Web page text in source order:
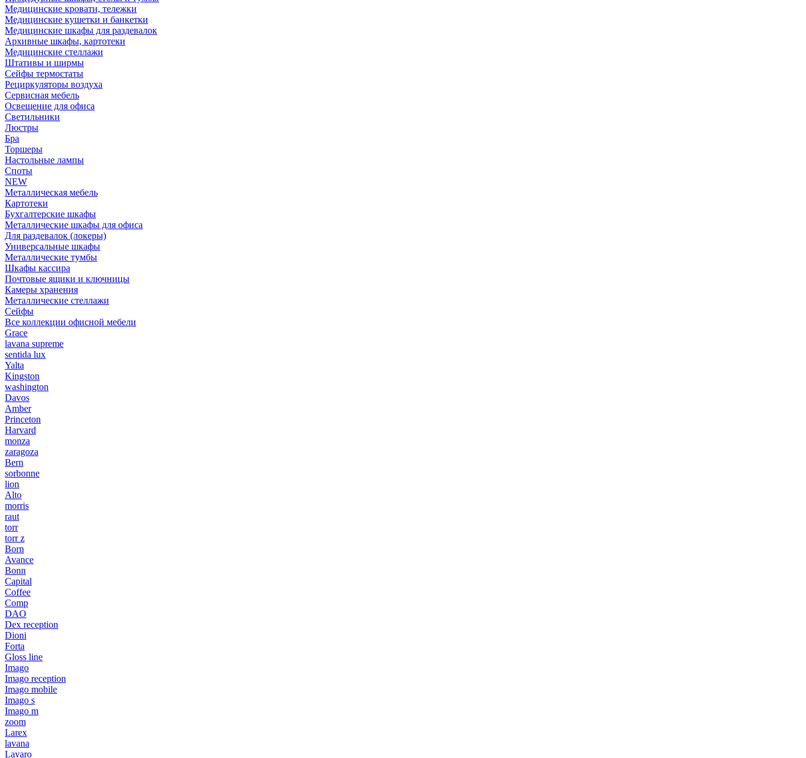
Медицинские кровати, тележки
Медицинские кушетки и банкетки
Медицинские шкафы для раздевалок
Архивные шкафы, картотеки
Медицинские стеллажи
Штативы и ширмы
Сейфы термостаты
Рециркуляторы воздуха
Сервисная мебель
Освещение для офиса
Светильники
Люстры
Бра
Торшеры
Настольные лампы
Споты
NEW
Металлическая мебель
Картотеки
Бухгалтерские шкафы
Металлические шкафы для офиса
Для раздевалок (локеры)
Универсальные шкафы
Металлические тумбы
Шкафы кассира
Почтовые ящики и ключницы
Камеры хранения
Металлические стеллажи
Сейфы
Все коллекции офисной мебели
Grace
lavana supreme
sentida lux
Yalta
Kingston
washington
Davos
Amber
Princeton
Harvard
monza
zaragoza
Bern
sorbonne
lion
Alto
morris
raut
torr
torr z
Born
Avance
Bonn
Capital
Coffee
Comp
DAO
Dex reception
Dioni
Forta
Gloss line
Imago
Imago reception
Imago mobile
Imago s
Imago m
zoom
Larex
lavana
Lavaro